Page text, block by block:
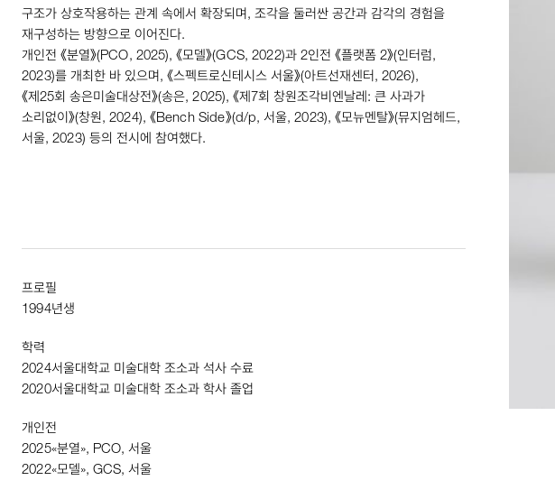
구조가 상호작용하는 관계 속에서 확장되며, 조각을 둘러싼 공간과 감각의 경험을
재구성하는 방향으로 이어진다.
개인전 《분열》(PCO, 2025), 《모델》(GCS,2022)과 2인전 《플랫폼2》(인터럼,
2023)를 개최한 바 있으며, 《스펙트로신테시스 서울》(아트선재센터, 2026),
《제 25회 송은미술대상전》(송은,2025), 《제 7회 창원조각비엔날레: 큰 사과가
소리없이》(창원, 2024), 《Bench Side》(d/p, 서울,2023), 《모뉴멘탈》(뮤지엄헤드,
서울, 2023) 등의 전시에 참여했다.
프로필
1994년생
학력
2024서울대학교 미술대학 조소과 석사 수료
2020서울대학교 미술대학 조소과 학사 졸업
개인전
2025«분열», PCO, 서울
2022«모델», GCS, 서울